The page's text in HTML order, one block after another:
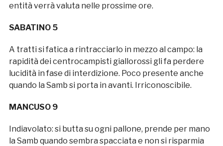
entità verrà valuta nelle prossime ore.
SABATINO 5
A tratti si fatica a rintracciarlo in mezzo al campo: la
rapidità dei centrocampisti giallorossi gli fa perdere
lucidità in fase di interdizione. Poco presente anche
quando la Samb si porta in avanti. Irriconoscibile.
MANCUSO 9
Indiavolato: si butta su ogni pallone, prende per mano
la Samb quando sembra spacciata e non si risparmia